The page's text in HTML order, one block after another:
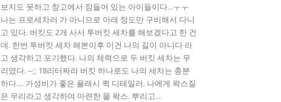
보지도 못하고 창고에서 잠들어 있는 아이들이다...ㅜㅜ
나는 프로세차러 가 아니므로 아래 정도만 구비해서 다니
고 있다. 버킷도 2개 사서 투버킷 세차를 해보겠다고 한 건
데. 한번 투버킷 세차 해본이후 이건 나의 길이 아니다 라
고 생각하고 포기했다. 나의 체력으로 두 버킷 세차는 무
리였다. --;; 18리터짜리 버킷 하나로도 나의 세차는 충분
하다.... 가성비가 좋은 플래시 퀵 디테일러. 나에게 왁스질
은 무리라고 생각하여 마련한 물 왁스. 뿌리고...